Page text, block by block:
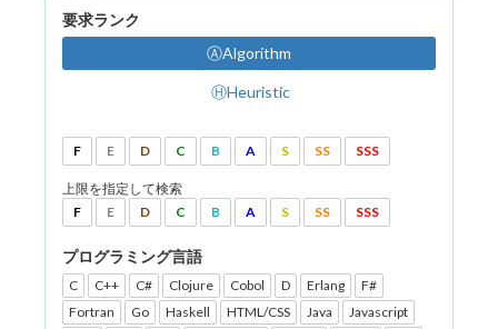
要求ランク
ⒶAlgorithm
ⒽHeuristic
F E D C B A S SS SSS
上限を指定して検索
F
E D C B A S SS SSS
プログラミング言語
C C++ C# Clojure Cobol D Erlang
F#
Fortran
Go Haskell HTML/CSS Java
Javascript